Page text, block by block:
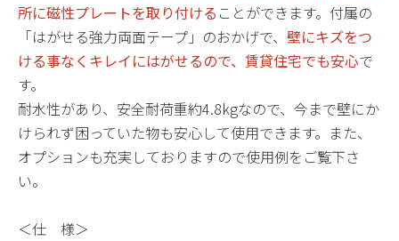
所に磁性プレートを取り付ける ことができます。付属の
「はがせる強力両面テープ」のおかげで、 壁にキズをつ
ける事なくキレイにはがせるので、賃貸住宅でも安心で
す。
耐水性があり、安全耐荷重約4.8kgなので、今まで壁にか
けられず困っていた物も安心して使用できます。また、
オプションも充実しておりますので使用例をご覧下さ
い。
＜仕 様＞